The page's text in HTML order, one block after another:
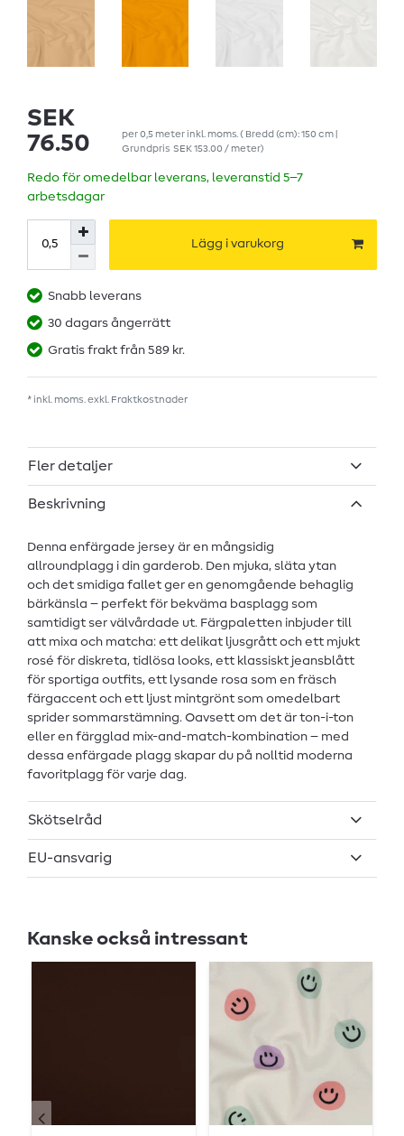
SEK
76.50
per0,5 meterinkl. moms. ( Bredd (cm): 150 cm |
GrundprisSEK 153.00 / meter)
Redo för omedelbar leverans, leveranstid 5–7
arbetsdagar
Lägg i varukorg
Snabb leverans
30 dagars ångerrätt
Gratis frakt från 589 kr.
* inkl. moms. exkl. Fraktkostnader
Fler detaljer
Beskrivning
Denna enfärgade jersey är en mångsidig
allroundplagg i din garderob. Den mjuka, släta ytan
och det smidiga fallet ger en genomgående behaglig
bärkänsla – perfekt för bekväma basplagg som
samtidigt ser välvårdade ut. Färgpaletten inbjuder till
att mixa och matcha: ett delikat ljusgrått och ett mjukt
rosé för diskreta, tidlösa looks, ett klassiskt jeansblått
för sportiga outfits, ett lysande rosa som en fräsch
färgaccent och ett ljust mintgrönt som omedelbart
sprider sommarstämning. Oavsett om det är ton-i-ton
eller en färgglad mix-and-match-kombination – med
dessa enfärgade plagg skapar du på nolltid moderna
favoritplagg för varje dag.
Skötselråd
EU-ansvarig
Kanske också intressant